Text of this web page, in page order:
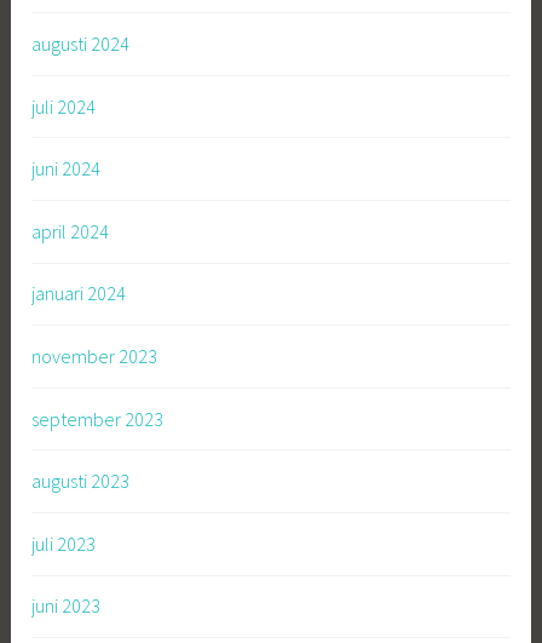
augusti 2024
juli 2024
juni 2024
april 2024
januari 2024
november 2023
september 2023
augusti 2023
juli 2023
juni 2023